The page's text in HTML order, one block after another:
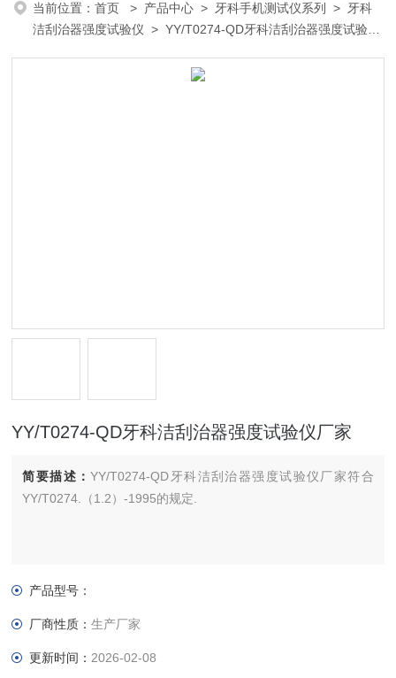
当前位置：首页 > 产品中心 > 牙科手机测试仪系列 > 牙科
洁刮治器强度试验仪 > YY/T0274-QD牙科洁刮治器强度试验仪
YY/T0274-QD牙科洁刮治器强度试验仪厂家
简要描述：YY/T0274-QD牙科洁刮治器强度试验仪厂家符合
YY/T0274.（1.2）-1995的规定.
产品型号：
厂商性质：生产厂家
更新时间： 2026-02-08